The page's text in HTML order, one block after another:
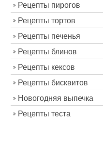
Рецепты пирогов
Рецепты тортов
Рецепты печенья
Рецепты блинов
Рецепты кексов
Рецепты бисквитов
Новогодняя выпечка
Рецепты теста